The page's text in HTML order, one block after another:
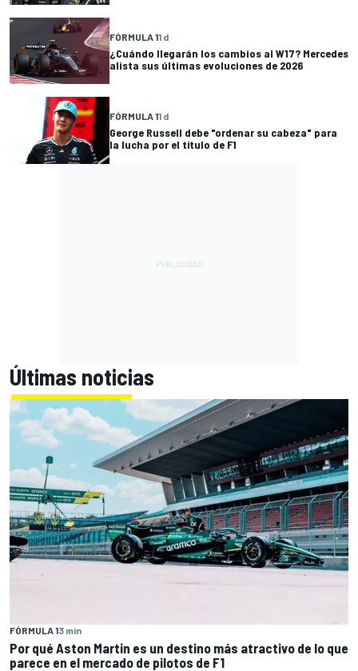
FÓRMULA 11 d
¿Cuándo llegarán los cambios al W17? Mercedes
alista sus últimas evoluciones de 2026
FÓRMULA 11 d
George Russell debe "ordenar su cabeza" para
la lucha por el título de F1
Últimas noticias
FÓRMULA 13 min
Por qué Aston Martin es un destino más atractivo de lo que
parece en el mercado de pilotos de F1